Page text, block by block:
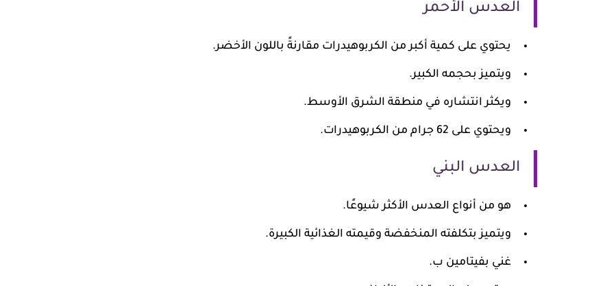
العدس الأحمر
يحتوي على كمية أكبر من الكربوهيدرات مقارنةً باللون الأخضر.
ويتميز بحجمه الكبير.
ويكثر انتشاره في منطقة الشرق الأوسط.
ويحتوي على 62 جرام من الكربوهيدرات.
العدس البني
هو من أنواع العدس الأكثر شيوعًا.
ويتميز بتكلفته المنخفضة وقيمته الغذائية الكبيرة.
غني بفيتامين ب.